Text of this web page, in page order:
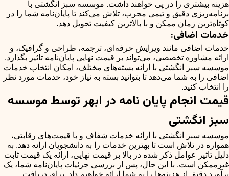
هزینه بیشتری را در پی خواهند داشت. موسسه سبز انگشتی با
برنامه‌ریزی دقیق و تیمی مجرب، تلاش می‌کند تا پایان‌نامه شما را در
کوتاه‌ترین زمان ممکن و با بالاترین کیفیت تحویل دهد.
خدمات اضافی:
خدمات اضافی مانند ویرایش حرفه‌ای، ترجمه، طراحی و گرافیک، و
ارائه مشاوره تخصصی، می‌تواند بر قیمت نهایی پایان‌نامه تاثیر بگذارد.
موسسه سبز انگشتی با ارائه بسته‌های مختلف، امکان انتخاب خدمات
اضافی را به شما می‌دهد تا بتوانید بسته به نیاز خود، خدمات مورد نظر
را انتخاب کنید.
قیمت انجام پایان نامه در ابهر توسط موسسه
سبز انگشتی
موسسه سبز انگشتی با ارائه خدمات شفاف و با قیمت‌های رقابتی،
همواره در تلاش است تا بهترین خدمات را به دانشجویان ارائه دهد. به
دلیل تاثیر عوامل ذکر شده در بالا بر قیمت نهایی، ارائه یک قیمت ثابت
غیرممکن است. با این حال، پس از بررسی جزئیات پایان‌نامه شما، یک